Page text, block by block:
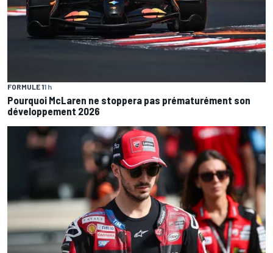
FORMULE 11 h
Pourquoi McLaren ne stoppera pas prématurément son
développement 2026